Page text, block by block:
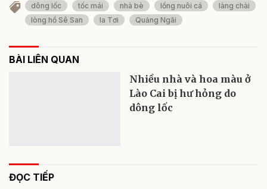
dông lốc tốc mái nhà bè lồng nuôi cá
làng chài
lòng hồ Sê San
Ia Tơi Quảng Ngãi
BÀI LIÊN QUAN
Nhiều nhà và hoa màu ở
Lào Cai bị hư hỏng do
dông lốc
ĐỌC TIẾP